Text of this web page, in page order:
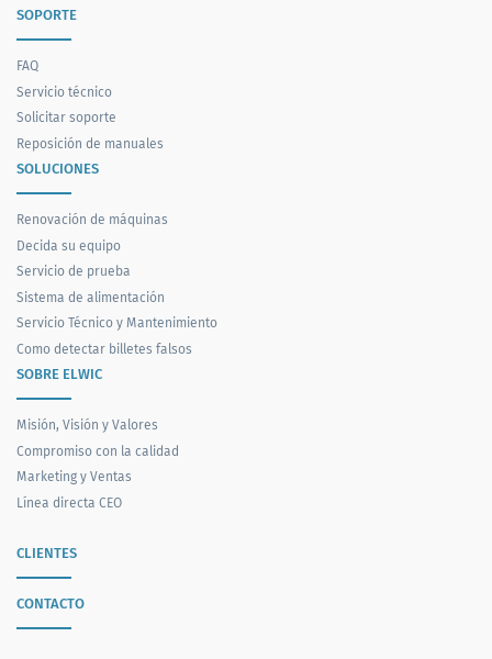
SOPORTE
FAQ
Servicio técnico
Solicitar soporte
Reposición de manuales
SOLUCIONES
Renovación de máquinas
Decida su equipo
Servicio de prueba
Sistema de alimentación
Servicio Técnico y Mantenimiento
Como detectar billetes falsos
SOBRE ELWIC
Misión, Visión y Valores
Compromiso con la calidad
Marketing y Ventas
Línea directa CEO
CLIENTES
CONTACTO